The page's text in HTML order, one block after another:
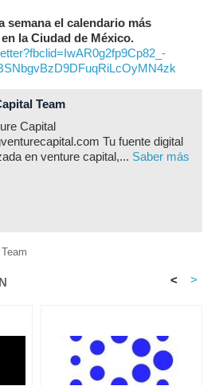
semana el calendario más
la Ciudad de México.
Team
Capital
Tu fuente digital
en venture capital,... Saber más
< >